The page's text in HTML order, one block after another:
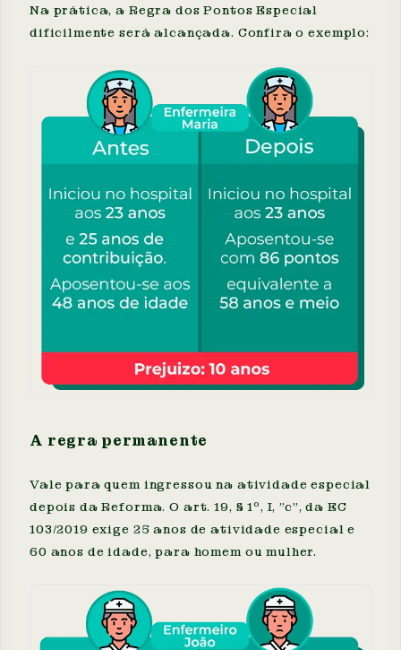
Na prática, a Regra dos Pontos Especial
dificilmente será alcançada. Confira o exemplo:
A regra permanente
Vale para quem ingressou na atividade especial
depois da Reforma. O art. 19, § 1º, I, "c", da EC
103/2019 exige 25 anos de atividade especial e
60 anos de idade, para homem ou mulher.